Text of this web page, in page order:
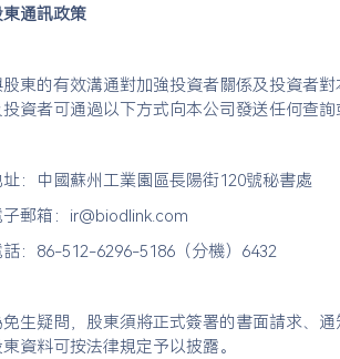
東通訊政策
股東的有效溝通對加強投資者關係及投資者
資者可通過以下方式向本公司發送任何查詢
：中國蘇州工業園區長陽街120號秘書處
子郵箱：ir@biodlink.com
話：86-512-6296-5186（分機）6432
免生疑問，股東須將正式簽署的書面請求、
東資料可按法律規定予以披露。